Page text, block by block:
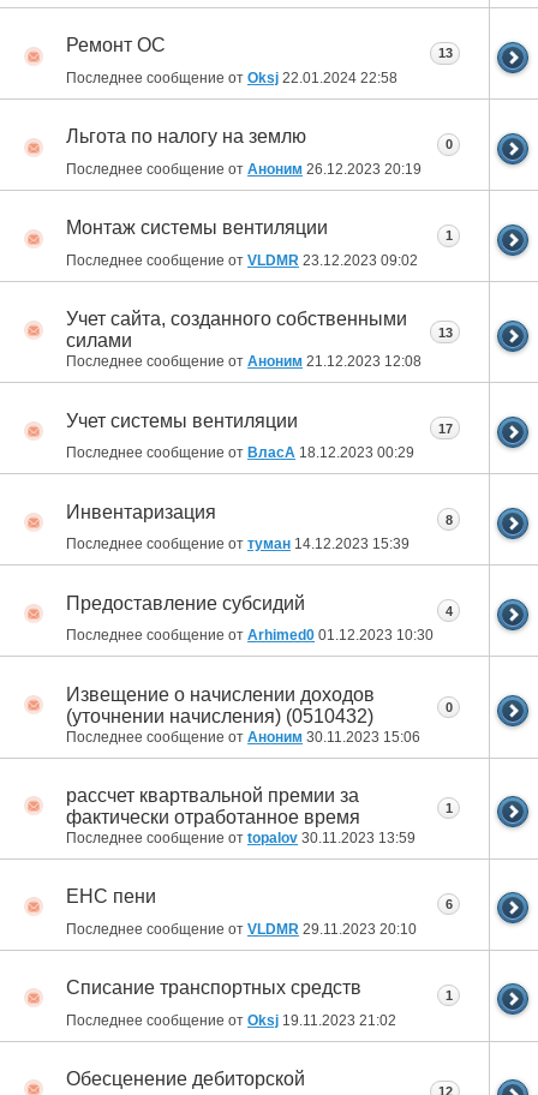
Ремонт ОС
Последнее сообщение от Oksj 22.01.2024 22:58
13
Льгота по налогу на землю
Последнее сообщение от Аноним 26.12.2023 20:19
0
Монтаж системы вентиляции
Последнее сообщение от VLDMR 23.12.2023 09:02
1
Учет сайта, созданного собственными
силами
Последнее сообщение от Аноним 21.12.2023 12:08
13
Учет системы вентиляции
Последнее сообщение от ВласА 18.12.2023 00:29
17
Инвентаризация
Последнее сообщение от туман 14.12.2023 15:39
8
Предоставление субсидий
Последнее сообщение от Arhimed0 01.12.2023 10:30
4
Извещение о начислении доходов
(уточнении начисления) (0510432)
Последнее сообщение от Аноним 30.11.2023 15:06
0
рассчет квартвальной премии за
фактически отработанное время
Последнее сообщение от topalov 30.11.2023 13:59
1
ЕНС пени
Последнее сообщение от VLDMR 29.11.2023 20:10
6
Списание транспортных средств
Последнее сообщение от Oksj 19.11.2023 21:02
1
Обесценение дебиторской
12